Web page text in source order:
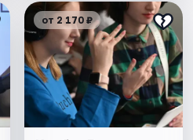
от 2 170 ₽